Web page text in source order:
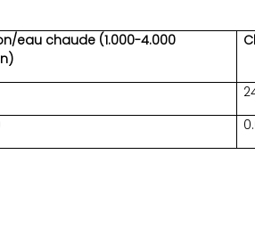
eau chaude (1.000-4.000